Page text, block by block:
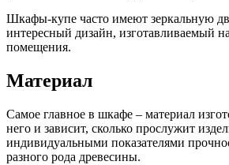
Шкафы-купе часто имеют зеркальную
интересный дизайн, изготавливаемый
помещения.
Материал
Самое главное в шкафе – материал
него и зависит, сколько прослужит
индивидуальными показателями
разного рода древесины.